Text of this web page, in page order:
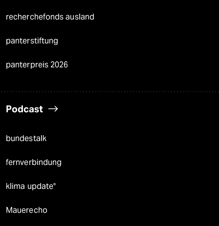
recherchefonds ausland
panterstiftung
panterpreis 2026
Podcast
bundestalk
fernverbindung
klima update°
Mauerecho